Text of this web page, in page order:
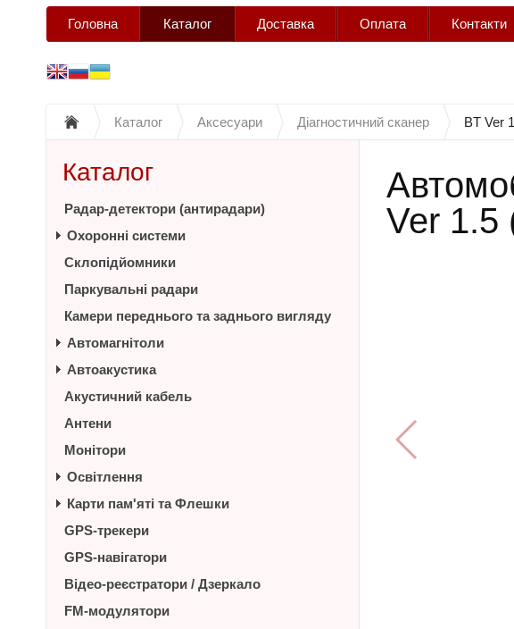
Головна Каталог Доставка Оплата Контакти
Каталог Аксесуари Діагностичний сканер BT Ver
Ver 1.5
Каталог
Радар-детектори (антирадари)
Охоронні системи
Склопідйомники
Паркувальні радари
Камери переднього та заднього вигляду
Автомагнітоли
Автоакустика
Акустичний кабель
Антени
Монітори
Освітлення
Карти пам'яті та Флешки
GPS-трекери
GPS-навігатори
Відео-реєстратори / Дзеркало
FM-модулятори